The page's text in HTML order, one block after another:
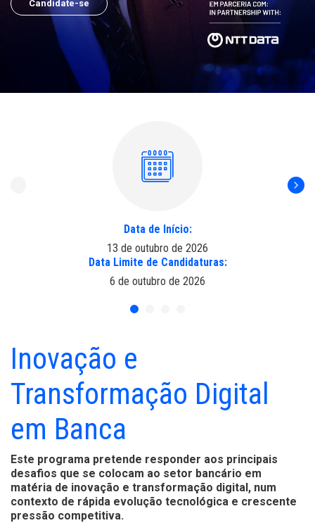
Candidate-se
Data de Início:
13 de outubro de 2026
Data Limite de Candidaturas:
6 de outubro de 2026
Inovação e
Transformação Digital
em Banca
Este programa pretende responder aos principais
desafios que se colocam ao setor bancário em
matéria de inovação e transformação digital, num
contexto de rápida evolução tecnológica e crescente
pressão competitiva.